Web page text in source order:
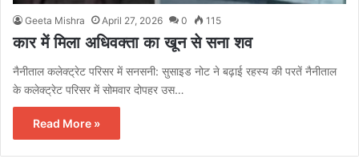
Geeta Mishra April 27, 2026 0 115
कार में मिला अधिवक्ता का खून से सना शव
नैनीताल कलेक्ट्रेट परिसर में सनसनी: सुसाइड नोट ने बढ़ाई रहस्य की परतें नैनीताल
के कलेक्ट्रेट परिसर में सोमवार दोपहर उस…
Read More »